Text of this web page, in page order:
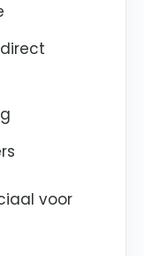
voor